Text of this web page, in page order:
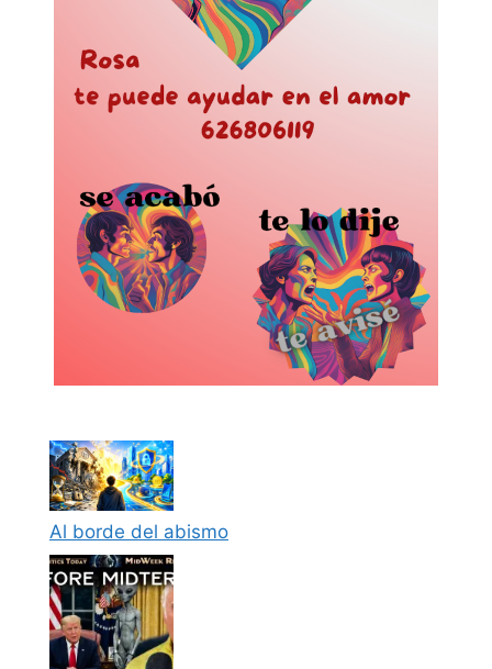
Al borde del abismo